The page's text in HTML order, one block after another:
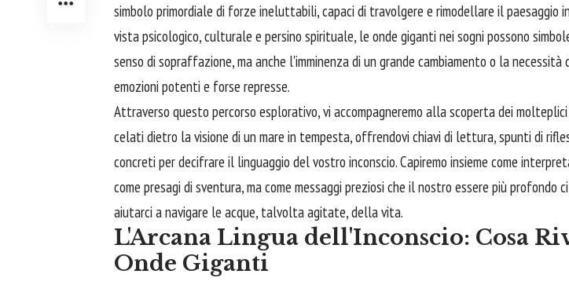
simbolo primordiale di forze ineluttabili, capaci di travolgere e rimodellare il paesaggio
vista psicologico, culturale e persino spirituale, le onde giganti nei sogni possono
senso di sopraffazione, ma anche l'imminenza di un grande cambiamento o la
emozioni potenti e forse represse.
Attraverso questo percorso esplorativo, vi accompagneremo alla scoperta dei
celati dietro la visione di un mare in tempesta, offrendovi chiavi di lettura, spunti di
concreti per decifrare il linguaggio del vostro inconscio. Capiremo insieme come
come presagi di sventura, ma come messaggi preziosi che il nostro essere più profondo
aiutarci a navigare le acque, talvolta agitate, della vita.
L'Arcana Lingua dell'Inconscio: Cosa
Onde Giganti